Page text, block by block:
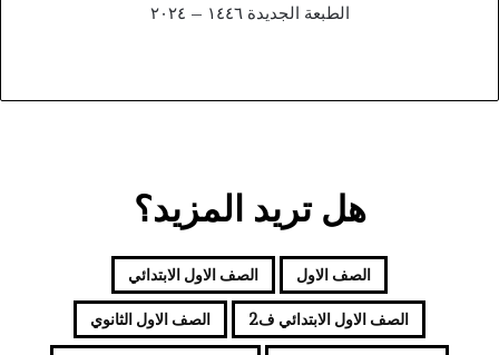
الطبعة الجديدة ١٤٤٦ – ٢٠٢٤
هل تريد المزيد؟
الصف الاول الصف الاول الابتدائي
الصف الاول الابتدائي ف2 الصف الاول الثانوي